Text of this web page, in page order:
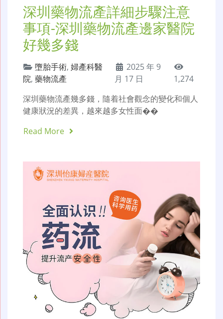
深圳藥物流產詳細步驟注意
事項-深圳藥物流產邊家醫院
好幾多錢
墮胎手術, 婦產科醫
院, 藥物流產
2025 年 9
月 17 日
1,274
深圳藥物流產幾多錢，隨着社會觀念的變化和個人
健康狀況的差異，越來越多女性面��
Read More